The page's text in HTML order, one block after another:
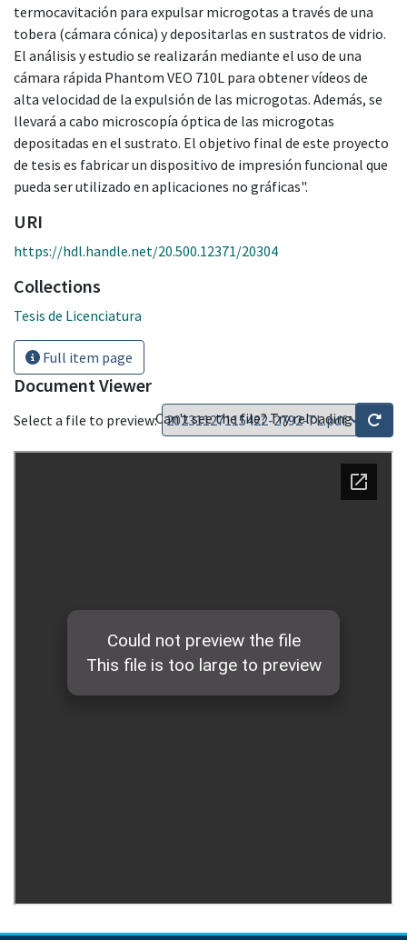
termocavitación para expulsar microgotas a través de una
tobera (cámara cónica) y depositarlas en sustratos de vidrio.
El análisis y estudio se realizarán mediante el uso de una
cámara rápida Phantom VEO 710L para obtener vídeos de
alta velocidad de la expulsión de las microgotas. Además, se
llevará a cabo microscopía óptica de las microgotas
depositadas en el sustrato. El objetivo final de este proyecto
de tesis es fabricar un dispositivo de impresión funcional que
pueda ser utilizado en aplicaciones no gráficas".
URI
https://hdl.handle.net/20.500.12371/20304
Collections
Tesis de Licenciatura
Full item page
Document Viewer
Select a file to preview:Can't see the file? Try reloading